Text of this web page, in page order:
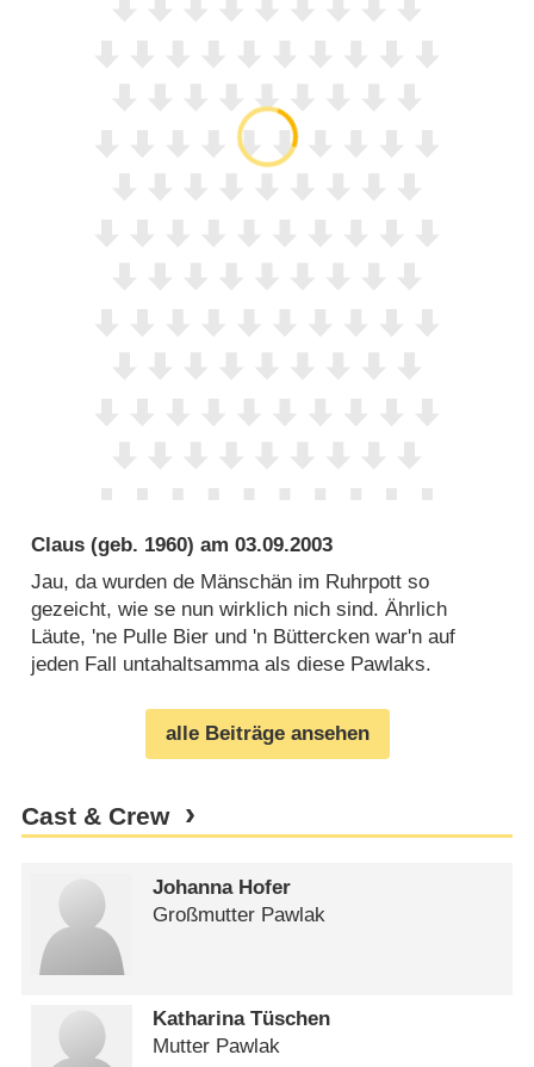
Claus (geb. 1960) am03.09.2003
Jau, da wurden de Mänschän im Ruhrpott so
gezeicht, wie se nun wirklich nich sind. Ährlich
Läute, 'ne Pulle Bier und 'n Büttercken war'n auf
jeden Fall untahaltsamma als diese Pawlaks.
alle Beiträge ansehen
Cast & Crew
Johanna Hofer
Großmutter Pawlak
Katharina Tüschen
Mutter Pawlak